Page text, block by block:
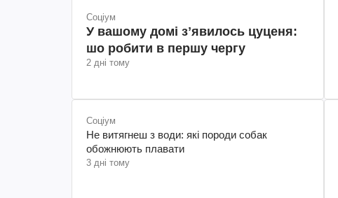
Соціум
У вашому домі зʼявилось цуценя:
шо робити в першу чергу
2 дні тому
Соціум
Не витягнеш з води: які породи собак
обожнюють плавати
3 дні тому